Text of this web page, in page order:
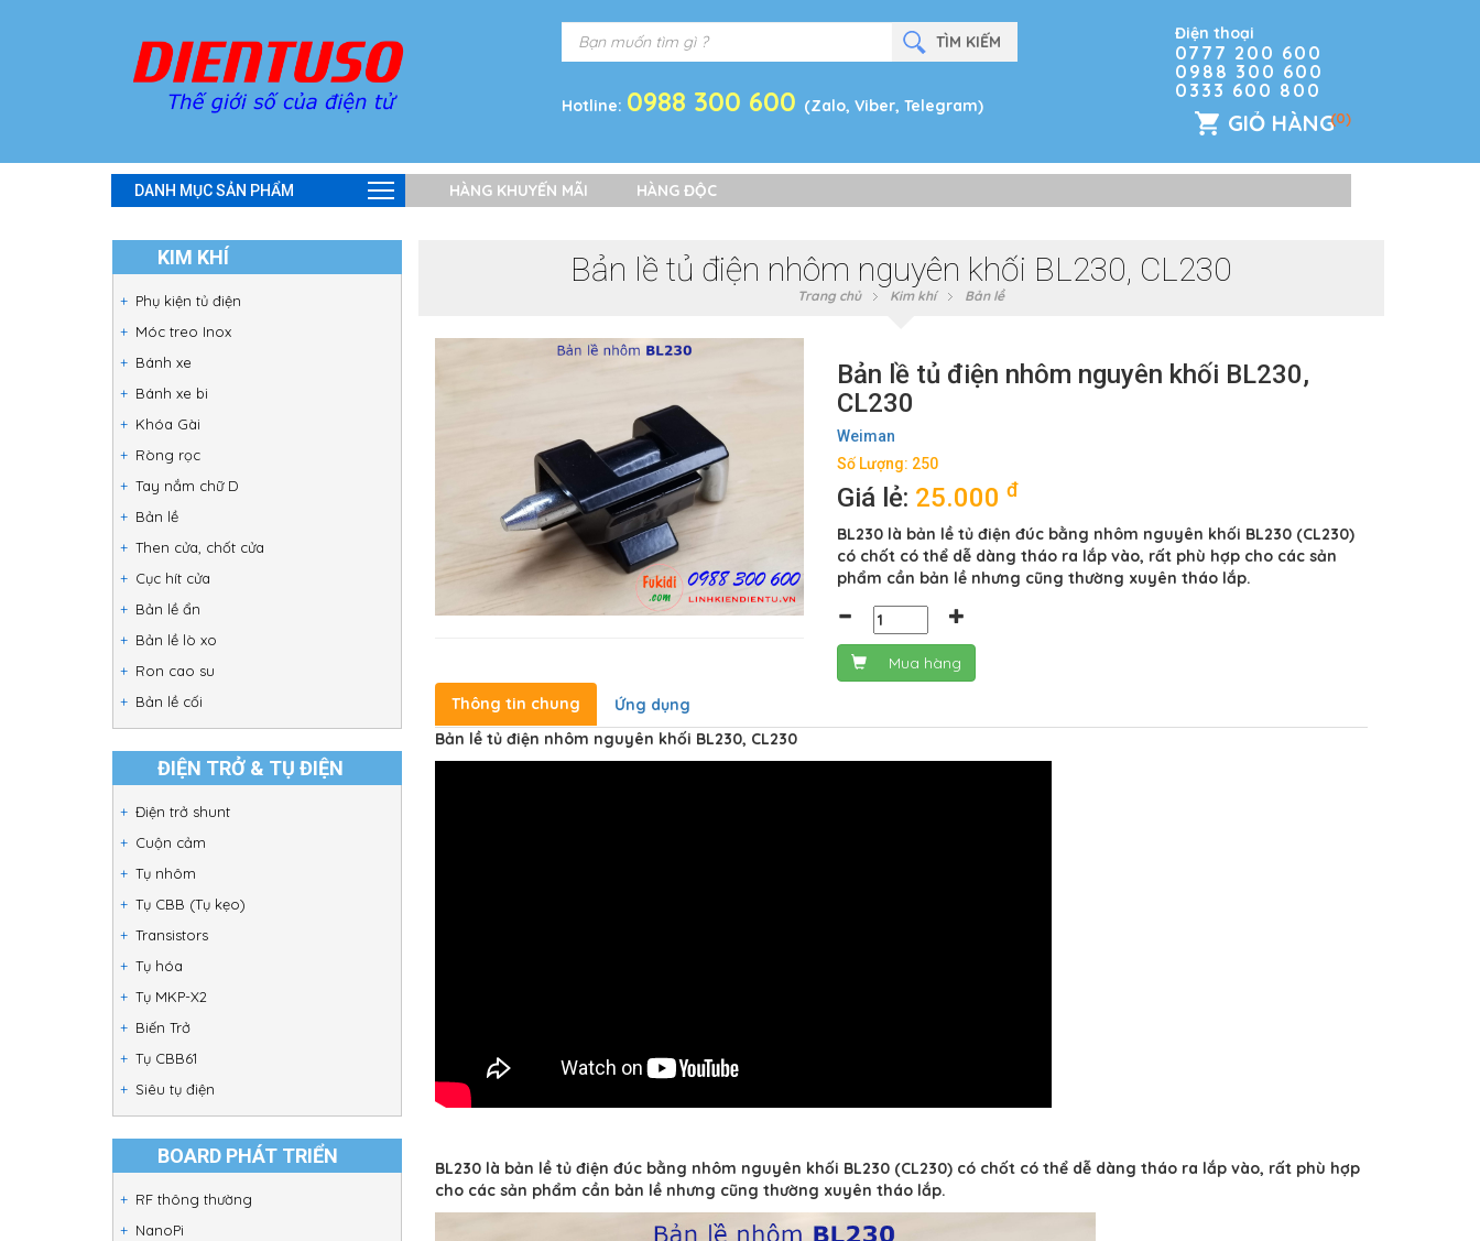
Hotline: 0988 300 600 (Zalo, Viber, Telegram)
Điện thoại
0777 200 600
0988 300 600
0333 600 800
GIỎ HÀNG(0)
DANH MỤC SẢN PHẨM HÀNG KHUYẾN MÃI HÀNG ĐỘC
KIM KHÍ
Phụ kiện tủ điện
Móc treo Inox
Bánh xe
Bánh xe bi
Khóa Gài
Ròng rọc
Tay nắm chữ D
Bản lề
Then cửa, chốt cửa
Cục hít cửa
Bản lề ẩn
Bản lề lò xo
Ron cao su
Bản lề cối
ĐIỆN TRỞ & TỤ ĐIỆN
Điện trở shunt
Cuộn cảm
Tụ nhôm
Tụ CBB (Tụ kẹo)
Transistors
Tụ hóa
Tụ MKP-X2
Biến Trở
Tụ CBB61
Siêu tụ điện
BOARD PHÁT TRIỂN
RF thông thường
NanoPi
Bản lề tủ điện nhôm nguyên khối BL230, CL230
Trang chủ Kim khí Bản lề
Bản lề tủ điện nhôm nguyên khối BL230,
CL230
Weiman
Số Lượng: 250
Giá lẻ: 25.000đ
BL230 là bản lề tủ điện đúc bằng nhôm nguyên khối BL230 (CL230)
có chốt có thể dễ dàng tháo ra lắp vào, rất phù hợp cho các sản
phẩm cần bản lề nhưng cũng thường xuyên tháo lắp.
Mua hàng
Thông tin chung
Ứng dụng
Bản lề tủ điện nhôm nguyên khối BL230, CL230
BL230 là bản lề tủ điện đúc bằng nhôm nguyên khối BL230 (CL230) có chốt có thể dễ dàng tháo ra lắp vào, rất phù hợp
cho các sản phẩm cần bản lề nhưng cũng thường xuyên tháo lắp.